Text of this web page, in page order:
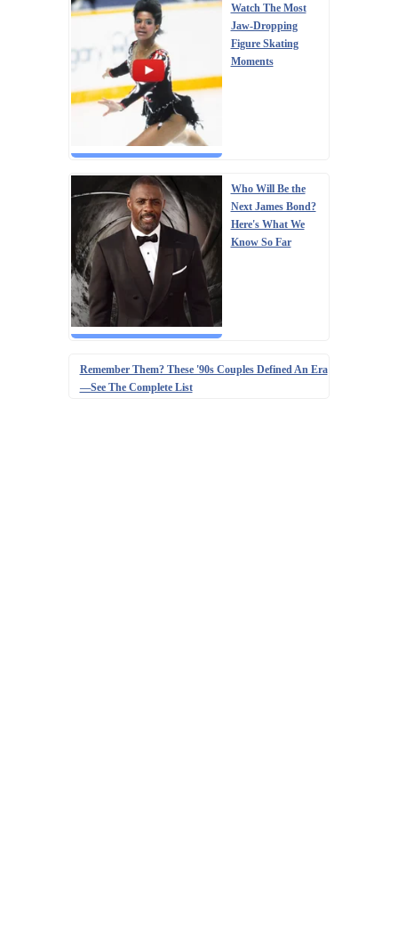
Watch The Most
Jaw‑Dropping
Figure Skating
Moments
Who Will Be the
Next James Bond?
Here's What We
Know So Far
Remember Them? These '90s Couples Defined An Era
—See The Complete List